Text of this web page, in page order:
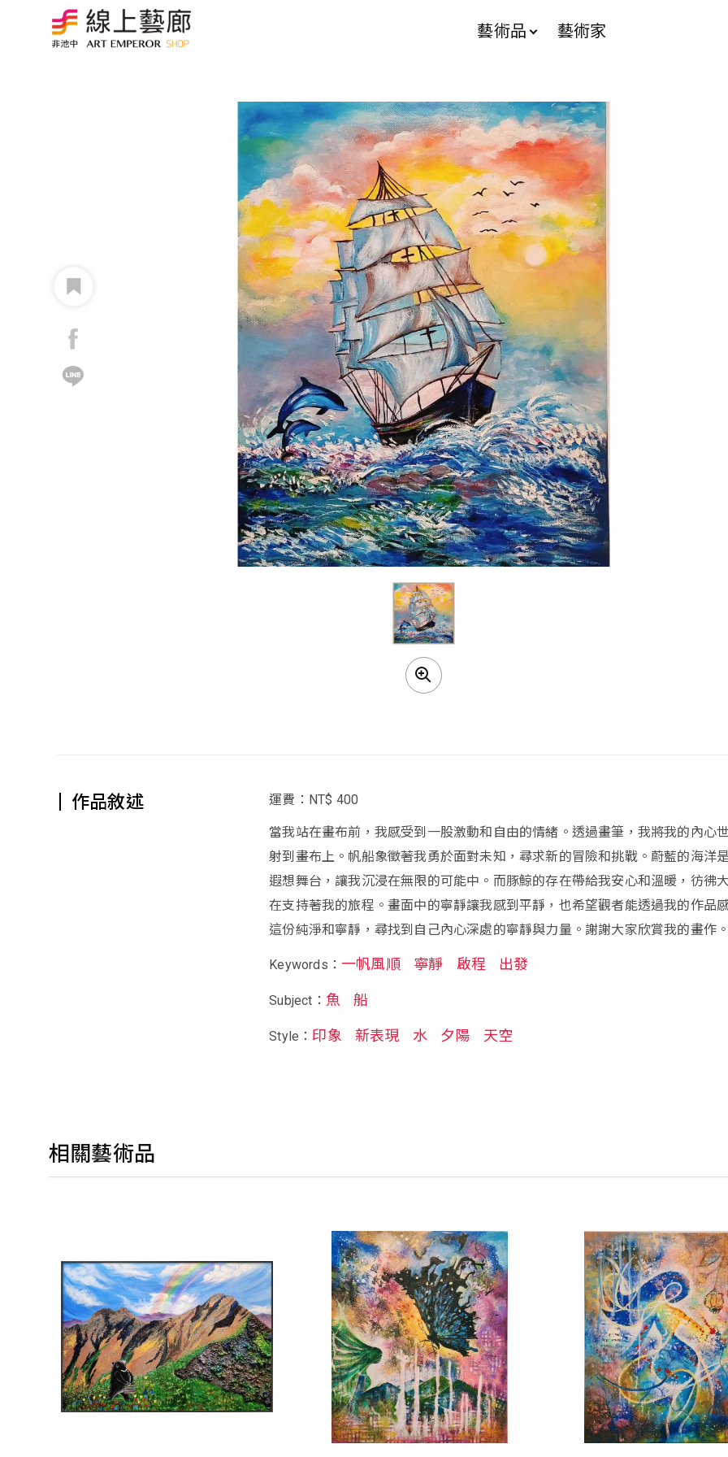
藝術品 藝術家
作品敘述 運費：NT$ 400
當我站在畫布前，我感受到一股激動和自由的情緒。透過畫筆，我將我的內心
射到畫布上。帆船象徵著我勇於面對未知，尋求新的冒險和挑戰。蔚藍的海洋
遐想舞台，讓我沉浸在無限的可能中。而豚鯨的存在帶給我安心和溫暖，彷彿
在支持著我的旅程。畫面中的寧靜讓我感到平靜，也希望觀者能透過我的作品
這份純淨和寧靜，尋找到自己內心深處的寧靜與力量。謝謝大家欣賞我的畫作。
Keywords：一帆風順 寧靜 啟程 出發
Subject： 魚 船
Style：印象 新表現 水 夕陽 天空
相關藝術品